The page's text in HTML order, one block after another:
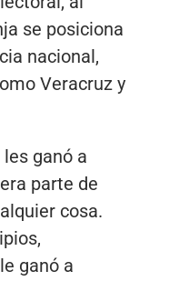
se posiciona
nacional,
Veracruz y
les ganó a
parte de
cosa.
ganó a